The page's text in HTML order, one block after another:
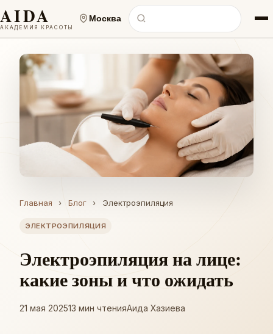
AIDA
АКАДЕМИЯ КРАСОТЫ
Москва
Главная › Блог › Электроэпиляция
ЭЛЕКТРОЭПИЛЯЦИЯ
Электроэпиляция на лице:
какие зоны и что ожидать
21 мая 202513 мин чтенияАида Хазиева